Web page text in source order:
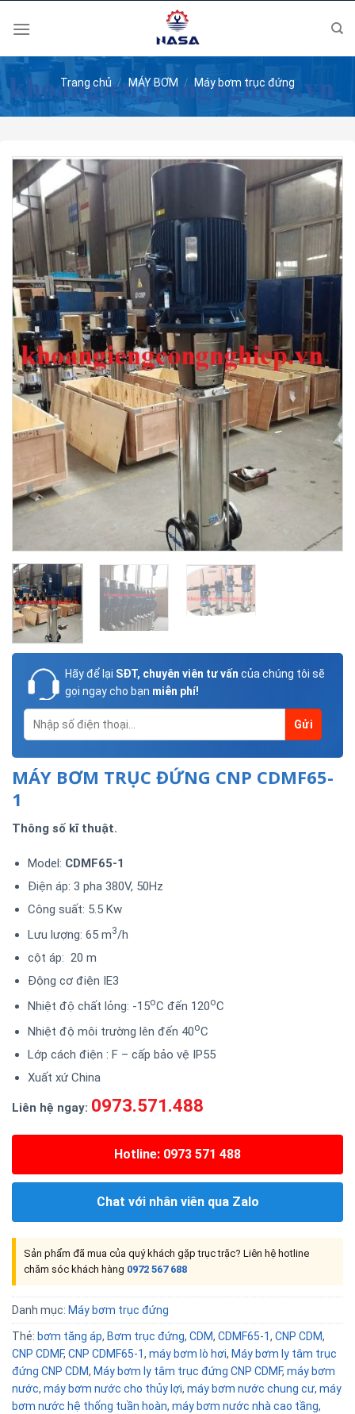
Trang chủ / MÁY BƠM / Máy bơm trục đứng
Hãy để lại SĐT, chuyên viên tư vấn của chúng tôi sẽ
gọi ngay cho bạn miễn phí!
MÁY BƠM TRỤC ĐỨNG CNP CDMF65-
1
Thông số kĩ thuật.
Model: CDMF65-1
Điện áp: 3 pha 380V, 50Hz
Công suất: 5.5 Kw
Lưu lượng: 65 m3/h
cột áp: 20 m
Động cơ điện IE3
Nhiệt độ chất lỏng: -15oC đến 120oC
Nhiệt độ môi trường lên đến 40oC
Lớp cách điện : F – cấp bảo vệ IP55
Xuất xứ China
Liên hệ ngay: 0973.571.488
Hotline: 0973 571 488
Chat với nhân viên qua Zalo
Sản phẩm đã mua của quý khách gặp trục trặc? Liên hệ hotline
chăm sóc khách hàng 0972 567 688
Danh mục: Máy bơm trục đứng
Thẻ: bơm tăng áp, Bơm trục đứng, CDM, CDMF65-1, CNP CDM,
CNP CDMF, CNP CDMF65-1, máy bơm lò hơi, Máy bơm ly tâm trục
đứng CNP CDM, Máy bơm ly tâm trục đứng CNP CDMF, máy bơm
nước, máy bơm nước cho thủy lợi, máy bơm nước chung cư, máy
bơm nước hệ thống tuần hoàn, máy bơm nước nhà cao tầng,